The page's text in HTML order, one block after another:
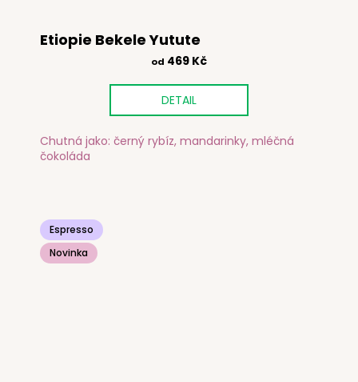
Etiopie Bekele Yutute
od 469 Kč
DETAIL
Chutná jako: černý rybíz, mandarinky, mléčná
čokoláda
Espresso
Novinka